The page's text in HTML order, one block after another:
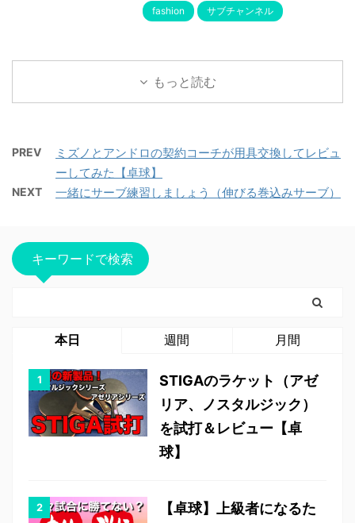
fashion サブチャンネル
もっと読む
PREV
ミズノとアンドロの契約コーチが用具交換してレビュ
ーしてみた【卓球】
NEXT 一緒にサーブ練習しましょう（伸びる巻込みサーブ）
キーワードで検索
本日 週間 月間
STIGAのラケット（アゼ
リア、ノスタルジック）
を試打＆レビュー【卓
球】
【卓球】上級者になるた